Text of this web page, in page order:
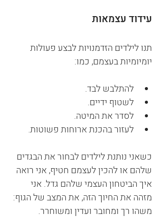
עידוד עצמאות
תנו לילדים הזדמנויות לבצע פעולות
יומיומיות בעצמם, כמו:
להתלבש לבד.
לשטוף ידיים.
לסדר את המיטה.
לעזור בהכנת ארוחות פשוטות.
כשאני נותנת לילדים לבחור את הבגדים
שלהם או להכין לעצמם חטיף, אני רואה
איך הביטחון העצמי שלהם גדל. אני
מזהה את החיוך הזה, את המצב של הגוף:
משהו רך ומחובר ועדין ומשוחרר.